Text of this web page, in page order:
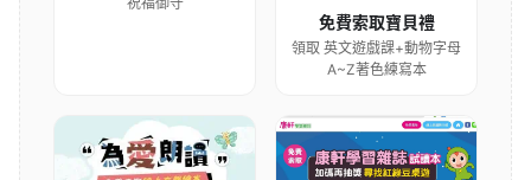
免費索取寶貝禮
領取 英文遊戲課+動物字母
A~Z著色練寫本